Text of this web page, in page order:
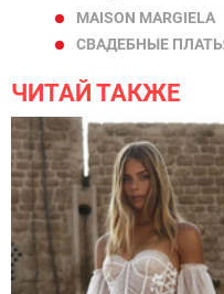
MAISON MARGIELA
СВАДЕБНЫЕ
ЧИТАЙ ТАКЖЕ